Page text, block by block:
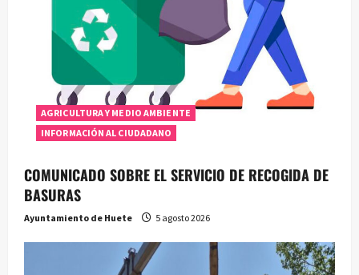
AGRICULTURA Y MEDIO AMBIENTE
INFORMACIÓN AL CIUDADANO
COMUNICADO SOBRE EL SERVICIO DE RECOGIDA DE
BASURAS
Ayuntamiento de Huete 5 agosto 2026